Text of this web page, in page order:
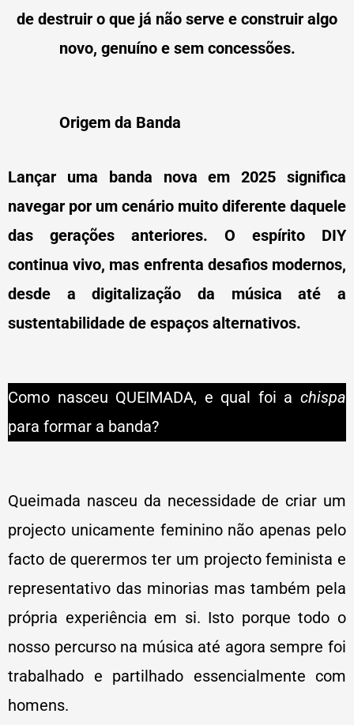
de destruir o que já não serve e construir algo
novo, genuíno e sem concessões.
Origem da Banda
Lançar uma banda nova em 2025 significa
navegar por um cenário muito diferente daquele
das gerações anteriores. O espírito DIY
continua vivo, mas enfrenta desafios modernos,
desde a digitalização da música até a
sustentabilidade de espaços alternativos.
Como nasceu QUEIMADA, e qual foi a chispa
para formar a banda?
Queimada nasceu da necessidade de criar um
projecto unicamente feminino não apenas pelo
facto de querermos ter um projecto feminista e
representativo das minorias mas também pela
própria experiência em si. Isto porque todo o
nosso percurso na música até agora sempre foi
trabalhado e partilhado essencialmente com
homens.